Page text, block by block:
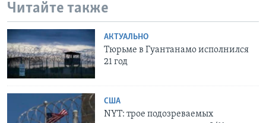
Читайте также
АКТУАЛЬНО
Тюрьме в Гуантанамо исполнился
21 год
США
NYT: трое подозреваемых